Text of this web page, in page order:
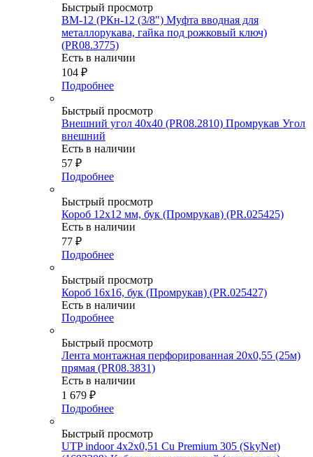
Быстрый просмотр
ВМ-12 (РКн-12 (3/8") Муфта вводная для
металлорукава, гайка под рожковый ключ)
(PR08.3775)
Есть в наличии
104 ₽
Подробнее
Быстрый просмотр
Внешний угол 40х40 (PR08.2810) Промрукав Угол
внешний
Есть в наличии
57 ₽
Подробнее
Быстрый просмотр
Короб 12х12 мм, бук (Промрукав) (PR.025425)
Есть в наличии
77 ₽
Подробнее
Быстрый просмотр
Короб 16х16, бук (Промрукав) (PR.025427)
Есть в наличии
Подробнее
Быстрый просмотр
Лента монтажная перфорированная 20х0,55 (25м)
прямая (PR08.3831)
Есть в наличии
1 679 ₽
Подробнее
Быстрый просмотр
UTP indoor 4x2x0,51 Cu Premium 305 (SkyNet)